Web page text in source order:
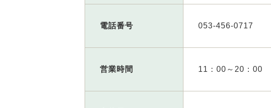
電話番号 053-456-0717
営業時間 11：00～20：00